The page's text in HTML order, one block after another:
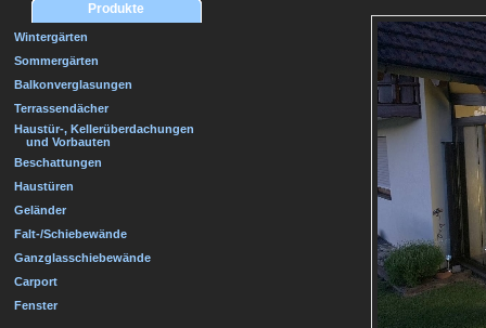
Produkte
Wintergärten
Sommergärten
Balkonverglasungen
Terrassendächer
Haustür-, Kellerüberdachungen
und Vorbauten
Beschattungen
Haustüren
Geländer
Falt-/Schiebewände
Ganzglasschiebewände
Carport
Fenster